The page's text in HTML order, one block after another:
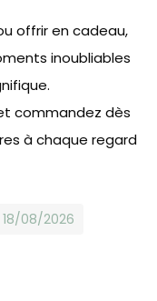
offrir en cadeau,
inoubliables
commandez dès
à chaque regard
08/2026